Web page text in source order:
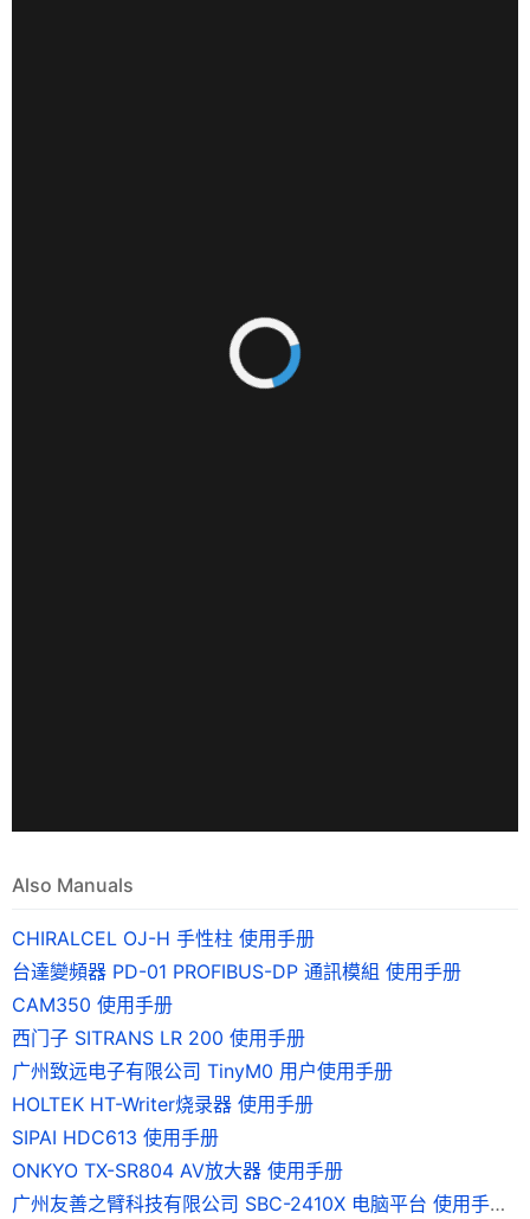
Also Manuals
CHIRALCEL OJ-H 手性柱 使用手册
台達變頻器 PD-01 PROFIBUS-DP 通訊模組 使用手册
CAM350 使用手册
西门子 SITRANS LR 200 使用手册
广州致远电子有限公司 TinyM0 用户使用手册
HOLTEK HT-Writer烧录器 使用手册
SIPAI HDC613 使用手册
ONKYO TX-SR804 AV放大器 使用手册
广州友善之臂科技有限公司 SBC-2410X 电脑平台 使用手册 Version0.9